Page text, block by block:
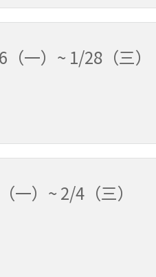
一）~ 1/28（三）
一）~ 2/4（三）